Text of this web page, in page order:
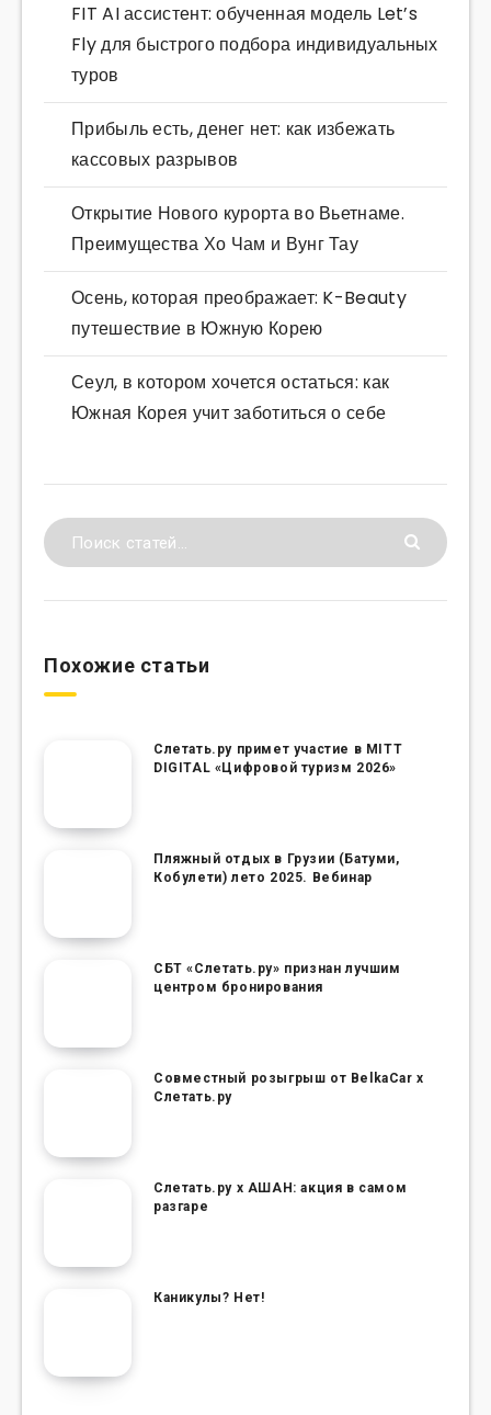
FIT AI ассистент: обученная модель Let’s
Fly для быстрого подбора индивидуальных
туров
Прибыль есть, денег нет: как избежать
кассовых разрывов
Открытие Нового курорта во Вьетнаме.
Преимущества Хо Чам и Вунг Тау
Осень, которая преображает: K-Beauty
путешествие в Южную Корею
Сеул, в котором хочется остаться: как
Южная Корея учит заботиться о себе
Похожие статьи
Слетать.ру примет участие в MITT
DIGITAL «Цифровой туризм 2026»
Пляжный отдых в Грузии (Батуми,
Кобулети) лето 2025. Вебинар
СБТ «Слетать.ру» признан лучшим
центром бронирования
Совместный розыгрыш от BelkaCar х
Слетать.ру
Слетать.ру х АШАН: акция в самом
разгаре
Каникулы? Нет!